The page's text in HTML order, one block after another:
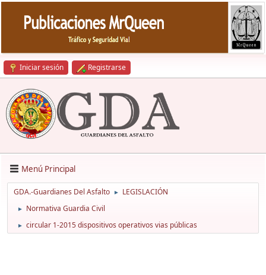
Iniciar sesión Registrarse
Menú Principal
GDA.-Guardianes Del Asfalto ► LEGISLACIÓN
► Normativa Guardia Civil
► circular 1-2015 dispositivos operativos vias públicas